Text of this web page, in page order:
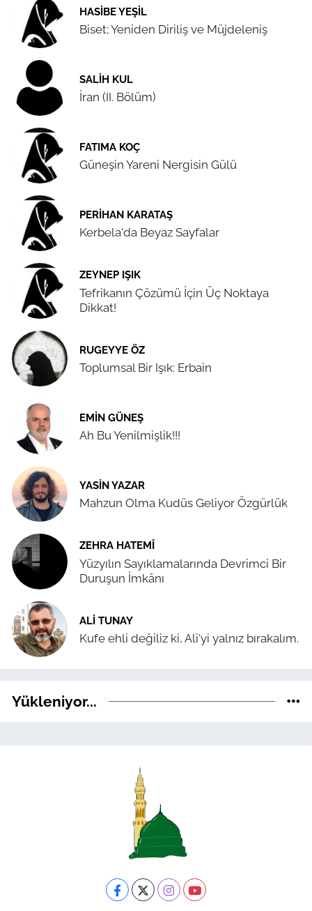
HASIBE YEŞIL
Biset; Yeniden Diriliş ve Müjdeleniş
SALIH KUL
İran (II. Bölüm)
FATIMA KOÇ
Güneşin Yareni Nergisin Gülü
PERIHAN KARATAŞ
Kerbela'da Beyaz Sayfalar
ZEYNEP IŞIK
Tefrikanın Çözümü İçin Üç Noktaya
Dikkat!
RUGEYYE ÖZ
Toplumsal Bir Işık: Erbain
EMIN GÜNEŞ
Ah Bu Yenilmişlik!!!
YASIN YAZAR
Mahzun Olma Kudüs Geliyor Özgürlük
ZEHRA HATEMÎ
Yüzyılın Sayıklamalarında Devrimci Bir
Duruşun İmkânı
ALI TUNAY
Kufe ehli değiliz ki, Ali'yi yalnız bırakalım.
Yükleniyor...